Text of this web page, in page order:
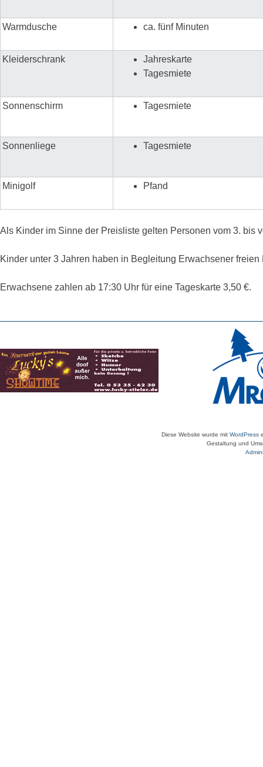
Warmdusche ca. fünf Minuten
Kleiderschrank
Jahreskarte
Tagesmiete
Sonnenschirm Tagesmiete
Sonnenliege Tagesmiete
Minigolf Pfand
Als Kinder im Sinne der Preisliste gelten Personen vom 3. bis
Kinder unter 3 Jahren haben in Begleitung Erwachsener freien
Erwachsene zahlen ab 17:30 Uhr für eine Tageskarte 3,50 €.
Diese Website wurde mit WordPress
Gestaltung und